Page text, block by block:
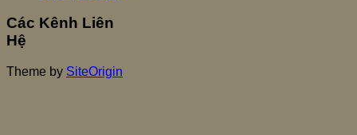
Các Kênh Liên
Hệ
Theme by SiteOrigin